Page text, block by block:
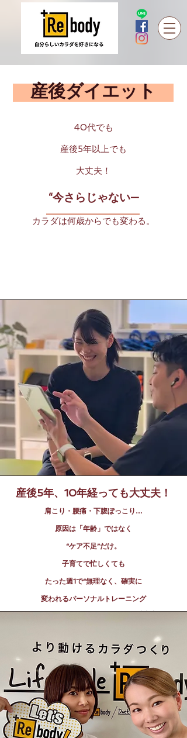
​ 産後ダイエット
40代でも
産後5年以上でも
大丈夫！
“今さらじゃない—
カラダは何歳からでも変わる。
産後5年、10年経っても大丈夫！
​肩こり・腰痛・下腹ぽっこり…
原因は「年齢」ではなく
“ケア不足”だけ。
子育てで忙しくても
たった週1で“無理なく、確実に
変われるパーソナルトレーニング